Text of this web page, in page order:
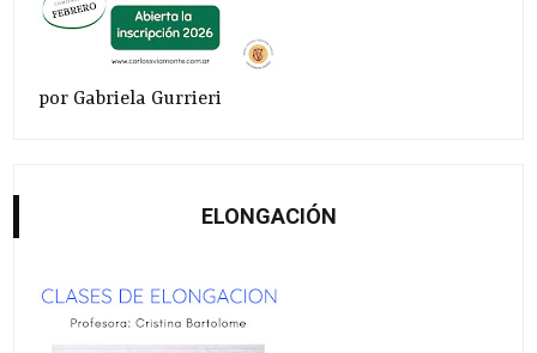
por Gabriela Gurrieri
ELONGACIÓN